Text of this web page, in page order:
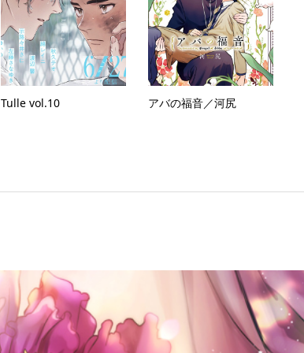
Tulle vol.10 アバの福音／河尻